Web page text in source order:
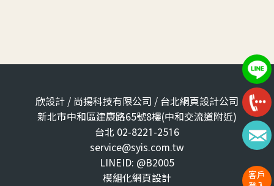
客戶
欣設計 / 尚揚科技有限公司 / 台北網頁設計公司
新北市中和區建康路65號8樓(中和交流道附近)
台北 02-8221-2516
service@syis.com.tw
LINEID: @B2005
模組化網頁設計